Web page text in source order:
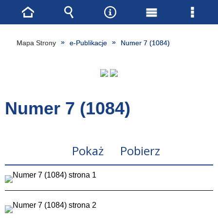
Mapa Strony e-Publikacje Numer 7 (1084)
Numer 7 (1084)
Pokaż Pobierz
Strona
główna
Wyszukiwarka
NarzędziaMenu
główne
Menu